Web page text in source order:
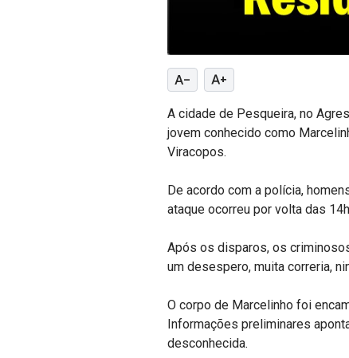
text_decrease text_increase
A cidade de Pesqueira, no
jovem conhecido como
Viracopos.
De acordo com a polícia,
ataque ocorreu por volta das
Após os disparos, os
um desespero, muita correria,
O corpo de Marcelinho foi
Informações preliminares
desconhecida.